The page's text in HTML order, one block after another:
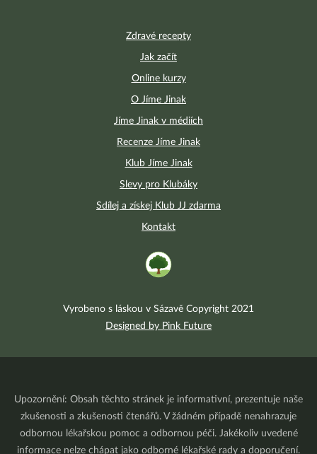
Zdravé recepty
Jak začít
Online kurzy
O Jíme Jinak
Jíme Jinak v médiích
Recenze Jíme Jinak
Klub Jíme Jinak
Slevy pro Klubáky
Sdílej a získej Klub JJ zdarma
Kontakt
Vyrobeno s láskou v Sázavě Copyright 2021
Designed by Pink Future
Upozornění: Obsah těchto stránek je informativní, prezentuje naše
zkušenosti a zkušenosti čtenářů. V žádném případě nenahrazuje
odbornou lékařskou pomoc a odbornou péči. Jakékoliv uvedené
informace nelze chápat jako odborné lékařské rady a doporučení.